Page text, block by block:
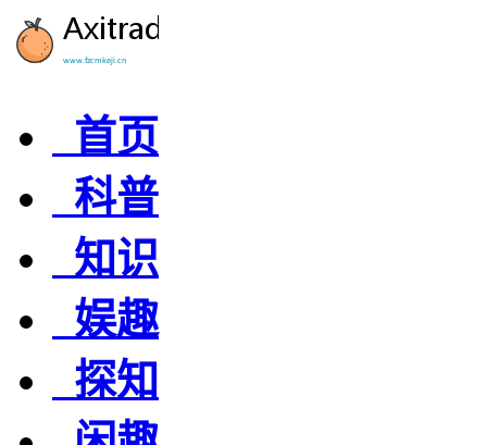
首页
科普
知识
娱趣
探知